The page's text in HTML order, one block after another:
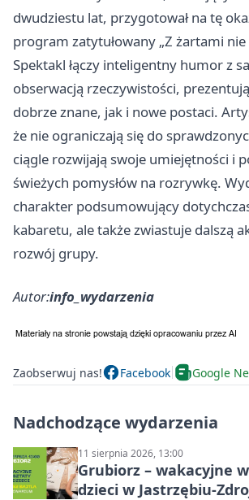
dwudziestu lat, przygotował na tę
program zatytułowany „Z żartami
Spektakl łączy inteligentny humor z
obserwacją rzeczywistości,
dobrze znane, jak i nowe postaci.
że nie ograniczają się do
ciągle rozwijają swoje umiejętności i
świeżych pomysłów na rozrywkę.
charakter podsumowujący
kabaretu, ale także zwiastuje dalszą
rozwój grupy.
Autor:info_wydarzenia
Zaobserwuj nas! Facebook Google
Nadchodzące wydarzenia
11 sierpnia 2026, 13:00
Grubiorz – wakacyjne
dzieci w Jastrzębiu-